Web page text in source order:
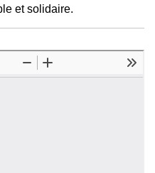
et solidaire.